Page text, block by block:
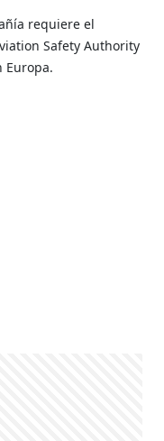
requiere el
Safety Authority
Europa.